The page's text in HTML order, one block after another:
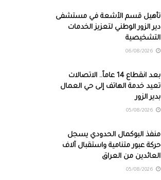
تأهيل قسم الأشعة في مستشفى
دير الزور الوطني لتعزيز الخدمات
التشخيصية
بعد انقطاع 14 عاماً.. الاتصالات
تعيد خدمة الهاتف إلى حي العمال
بدير الزور
منفذ البوكمال الحدودي يسجل
حركة عبور متنامية واستقبال آلاف
العائدين من العراق